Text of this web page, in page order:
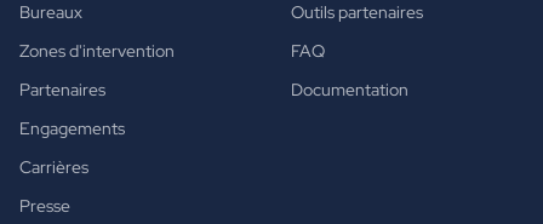
Bureaux
Zones d'intervention
Partenaires
Engagements
Carrières
Presse
Outils partenaires
FAQ
Documentation